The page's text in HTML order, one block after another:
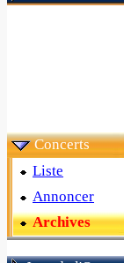
Concerts
Liste
Annoncer
Archives